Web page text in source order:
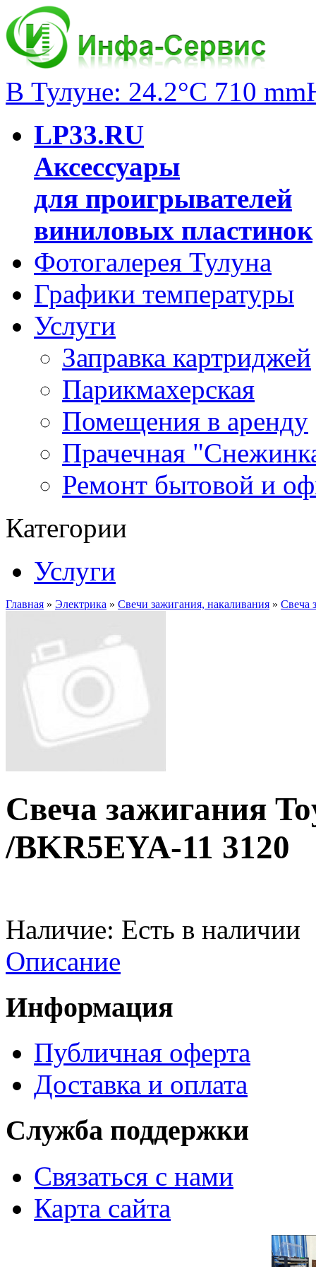
В Тулуне: 24.2°C 710
LP33.RU
Аксессуары
для проигрывателей
виниловых пластинок
Фотогалерея Тулуна
Графики температуры
Услуги
Заправка картриджей
Парикмахерская
Помещения в аренду
Прачечная
Ремонт бытовой и
Категории
Услуги
Главная » Электрика » Свечи зажигания, накаливания » Свеча
Свеча зажигания
/BKR5EYA-11 3120
Наличие: Есть в наличии
Описание
Информация
Публичная оферта
Доставка и оплата
Служба поддержки
Связаться с нами
Карта сайта